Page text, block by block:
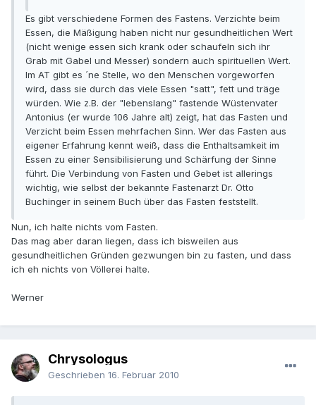
Es gibt verschiedene Formen des Fastens. Verzichte beim
Essen, die Mäßigung haben nicht nur gesundheitlichen Wert
(nicht wenige essen sich krank oder schaufeln sich ihr
Grab mit Gabel und Messer) sondern auch spirituellen Wert.
Im AT gibt es ´ne Stelle, wo den Menschen vorgeworfen
wird, dass sie durch das viele Essen "satt", fett und träge
würden. Wie z.B. der "lebenslang" fastende Wüstenvater
Antonius (er wurde 106 Jahre alt) zeigt, hat das Fasten und
Verzicht beim Essen mehrfachen Sinn. Wer das Fasten aus
eigener Erfahrung kennt weiß, dass die Enthaltsamkeit im
Essen zu einer Sensibilisierung und Schärfung der Sinne
führt. Die Verbindung von Fasten und Gebet ist allerings
wichtig, wie selbst der bekannte Fastenarzt Dr. Otto
Buchinger in seinem Buch über das Fasten feststellt.
Nun, ich halte nichts vom Fasten.
Das mag aber daran liegen, dass ich bisweilen aus
gesundheitlichen Gründen gezwungen bin zu fasten, und dass
ich eh nichts von Völlerei halte.
Werner
Chrysologus
Geschrieben 16. Februar 2010